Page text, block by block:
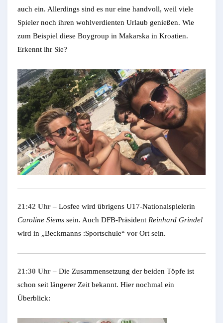
auch ein. Allerdings sind es nur eine handvoll, weil viele
Spieler noch ihren wohlverdienten Urlaub genießen. Wie
zum Beispiel diese Boygroup in Makarska in Kroatien.
Erkennt ihr Sie?
21:42 Uhr – Losfee wird übrigens U17-Nationalspielerin
Caroline Siems sein. Auch DFB-Präsident Reinhard Grindel
wird in „Beckmanns :Sportschule“ vor Ort sein.
21:30 Uhr – Die Zusammensetzung der beiden Töpfe ist
schon seit längerer Zeit bekannt. Hier nochmal ein
Überblick: